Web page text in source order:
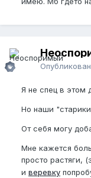
Я не спец в этом
Но наши
От себя могу
Мне кажется
просто растяги,
и веревку